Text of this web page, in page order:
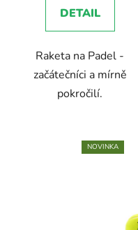
DETAIL
Raketa na Padel -
začátečníci a mírně
pokročilí.
NOVINKA